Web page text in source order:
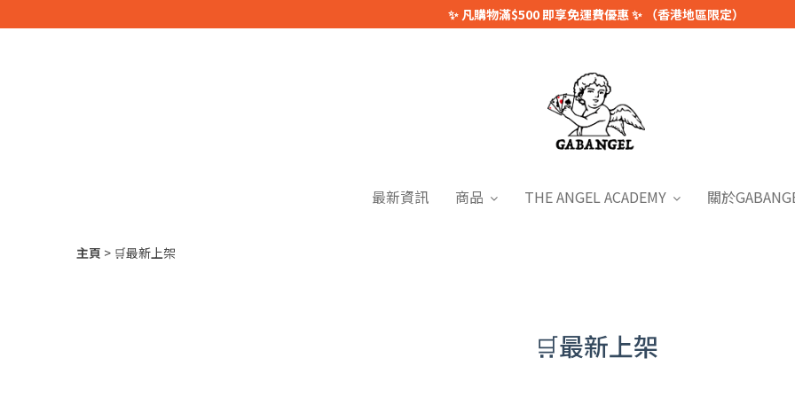
✨ 凡購物滿$500 即享免運費優惠 ✨ （香港地區限定）
最新資訊 商品 THE ANGEL ACADEMY 關於
主頁 🛒最新上架
🛒最新上架